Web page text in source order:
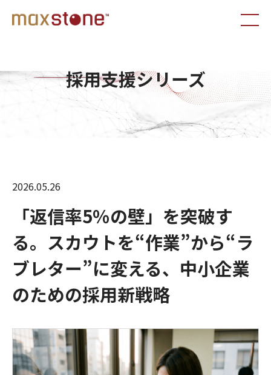
採用支援シリーズ
2026.05.26
「返信率5％の壁」を突破す
る。スカウトを“作業”から“ラ
ブレター”に変える、中小企業
のための採用新戦略